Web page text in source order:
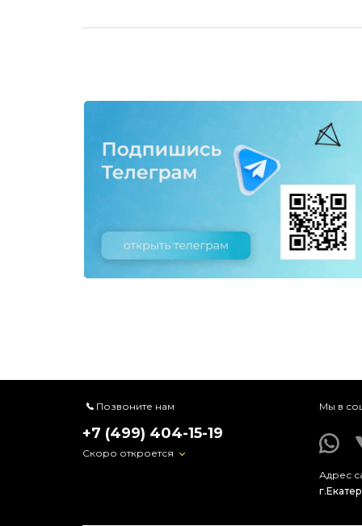
Позвоните нам
+7 (499) 404-15-19
Скоро откроется
Мы в
Адрес